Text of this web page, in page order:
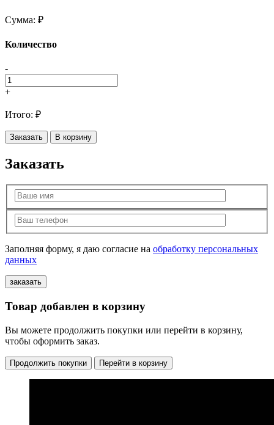
Сумма: ₽
Количество
-
+
Итого: ₽
Заказать В корзину
Заказать
Заполняя форму, я даю согласие на обработку персональных
данных
Товар добавлен в корзину
Вы можете продолжить покупки или перейти в корзину,
чтобы оформить заказ.
Продолжить покупки Перейти в корзину